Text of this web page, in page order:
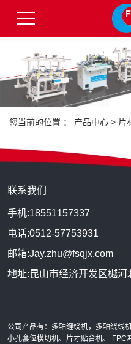
您当前的位置 ： 产品中心 > 片
联系我们
手机:18551157337
电话:0512-57753931
邮箱:Jay.zhu@fsqjx.com
地址:昆山市经济开发区樾河
公司产品有：多轴缠绕机，多轴绕线
小孔套位模切机、片才贴合机、 FPC